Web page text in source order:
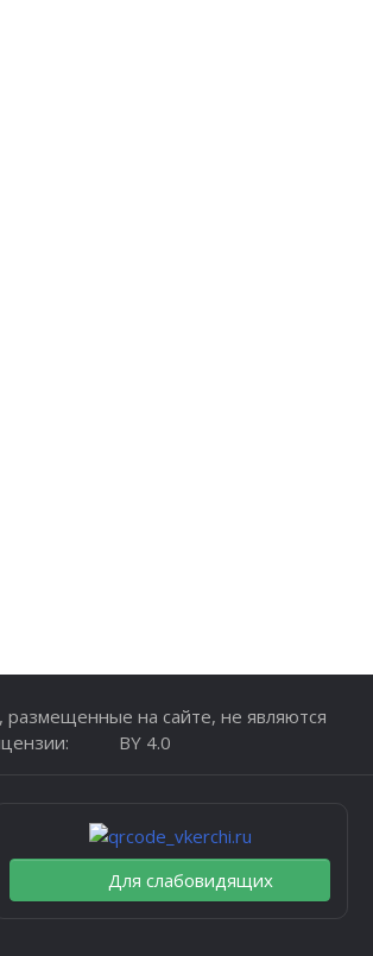
на сайте, не являются
BY 4.0
Для слабовидящих